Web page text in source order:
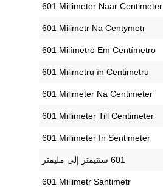
‎601 Millimeter Naar Centimeter
‎601 Milimetr Na Centymetr
‎601 Milímetro Em Centímetro
‎601 Milimetru în Centimetru
‎601 Milimeter Na Centimeter
‎601 Millimeter Till Centimeter
‎601 Millimeter In Sentimeter
‎601 Millimetr Santimetr